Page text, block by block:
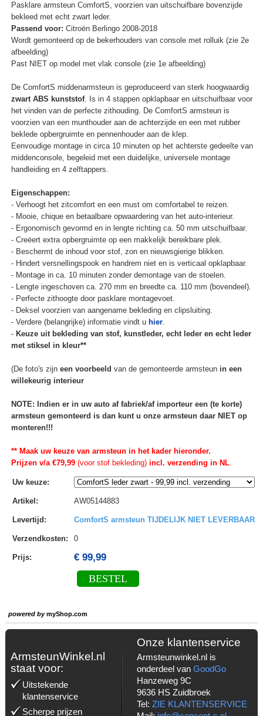
Pasklare armsteun ComfortS, voorzien van uitschuifbare bovenzijde
bekleed met echt zwart leder.
Passend voor: Citroën Berlingo 2008-2018
Wordt gemonteerd op de bekerhouders van console met rolluik (zie 2e
afbeelding)
Past NIET op model met vlak console (zie 1e afbeelding)
De ComfortS middenarmsteun is geproduceerd van sterk hoogwaardig
zwart ABS kunststof. Is in 4 stappen opklapbaar en uitschuifbaar voor
het vinden van de perfecte zithouding. De ComfortS armsteun is
voorzien van een munthouder aan de achterzijde en een met rubber
beklede opbergruimte en pennenhouder aan de klep.
Eenvoudige montage in circa 10 minuten op het achterste gedeelte van
middenconsole, begeleid met een duidelijke, universele montage
handleiding en 4 zelftappers.
Eigenschappen:
- Verhoogt het zitcomfort en een must om comfortabel te reizen.
- Mooie, chique en betaalbare opwaardering van het auto-interieur.
- Ergonomisch gevormd en in lengte richting ca. 50 mm uitschuifbaar.
- Creëert extra opbergruimte op een makkelijk bereikbare plek.
- Beschermt de inhoud voor stof, zon en nieuwsgierige blikken.
- Hindert versnellingspook en handrem niet en is verticaal opklapbaar.
- Montage in ca. 10 minuten zonder demontage van de stoelen.
- Lengte ingeschoven ca. 270 mm en breedte ca. 110 mm (bovendeel).
- Perfecte zithoogte door pasklare montagevoet.
- Deksel voorzien van aangename bekleding en clipsluiting.
- Verdere (belangrijke) informatie vindt u hier.
- Keuze uit bekleding van stof, kunstleder, echt leder en echt leder
met stiksel in kleur**
(De foto's zijn een voorbeeld van de gemonteerde armsteun in een
willekeurig interieur
NOTE: Indien er in uw auto af fabriek/af importeur een (te korte)
armsteun gemonteerd is dan kunt u onze armsteun daar NIET op
monteren!!!
** Maak uw keuze van armsteun in het kader hieronder.
Prijzen v/a €79,99(voor stof bekleding)incl. verzending in NL.
Uw keuze:
Artikel : AW05144883
Levertijd : ComfortS armsteun TIJDELIJK NIET LEVERBAAR
Verzendkosten: 0
Prijs: € 99,99
BESTEL
powered bymyShop.com
ArmsteunWinkel.nl
staat voor:
Uitstekende
klantenservice
Scherpe prijzen
Onze klantenservice
Armsteunwinkel.nl is
onderdeel van GoodGo
Hanzeweg 9C
9636 HS Zuidbroek
Tel: ZIE KLANTENSERVICE